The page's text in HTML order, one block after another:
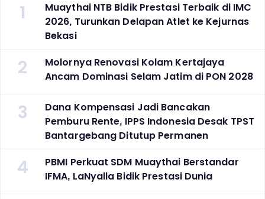
1
Muaythai NTB Bidik Prestasi Terbaik di IMC
2026, Turunkan Delapan Atlet ke Kejurnas
Bekasi
2
Molornya Renovasi Kolam Kertajaya
Ancam Dominasi Selam Jatim di PON 2028
3
Dana Kompensasi Jadi Bancakan
Pemburu Rente, IPPS Indonesia Desak TPST
Bantargebang Ditutup Permanen
4
PBMI Perkuat SDM Muaythai Berstandar
IFMA, LaNyalla Bidik Prestasi Dunia